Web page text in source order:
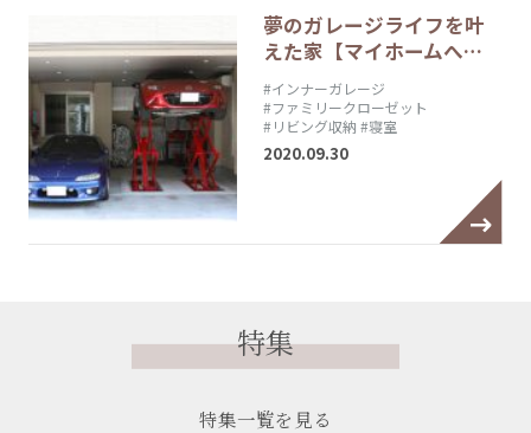
夢のガレージライフを叶
えた家【マイホームへ…
#インナーガレージ
#ファミリークローゼット
#リビング収納 #寝室
2020.09.30
特集
特集一覧を見る